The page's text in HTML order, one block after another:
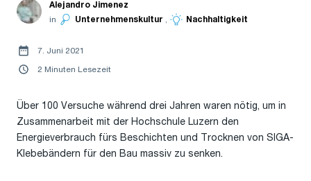
Alejandro Jimenez
in
Unternehmenskultur , Nachhaltigkeit
7. Juni 2021
2 Minuten Lesezeit
Über 100 Versuche während drei Jahren waren nötig, um in
Zusammenarbeit mit der Hochschule Luzern den
Energieverbrauch fürs Beschichten und Trocknen von SIGA-
Klebebändern für den Bau massiv zu senken.